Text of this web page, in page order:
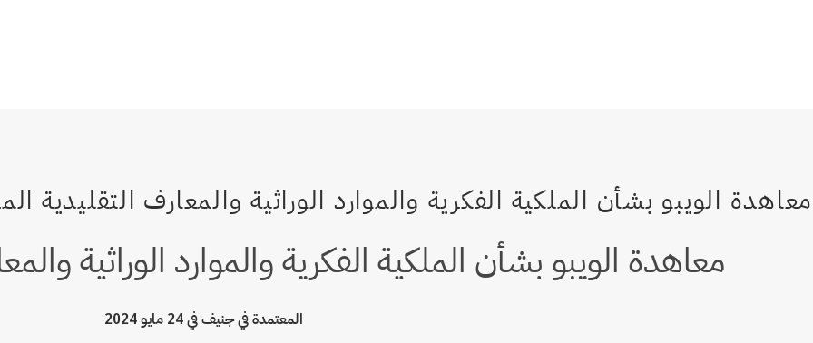
معاهدة الويبو بشأن الملكية الفكرية والموارد الوراثية
المعتمدة في جنيف في 24 مايو 2024